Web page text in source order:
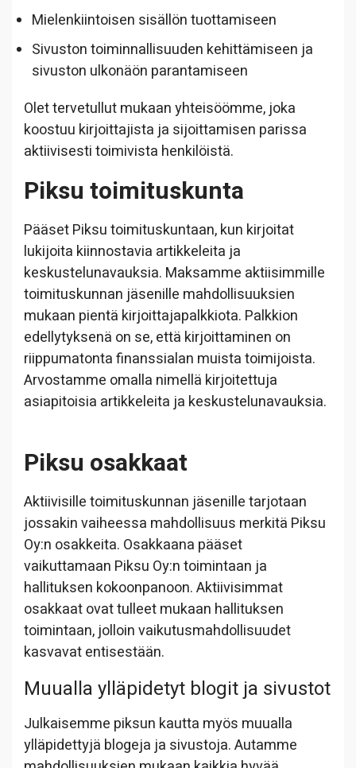
Mielenkiintoisen sisällön tuottamiseen
Sivuston toiminnallisuuden kehittämiseen ja
sivuston ulkonäön parantamiseen
Olet tervetullut mukaan yhteisöömme, joka
koostuu kirjoittajista ja sijoittamisen parissa
aktiivisesti toimivista henkilöistä.
Piksu toimituskunta
Pääset Piksu toimituskuntaan, kun kirjoitat
lukijoita kiinnostavia artikkeleita ja
keskustelunavauksia. Maksamme aktiisimmille
toimituskunnan jäsenille mahdollisuuksien
mukaan pientä kirjoittajapalkkiota. Palkkion
edellytyksenä on se, että kirjoittaminen on
riippumatonta finanssialan muista toimijoista.
Arvostamme omalla nimellä kirjoitettuja
asiapitoisia artikkeleita ja keskustelunavauksia.
Piksu osakkaat
Aktiivisille toimituskunnan jäsenille tarjotaan
jossakin vaiheessa mahdollisuus merkitä Piksu
Oy:n osakkeita. Osakkaana pääset
vaikuttamaan Piksu Oy:n toimintaan ja
hallituksen kokoonpanoon. Aktiivisimmat
osakkaat ovat tulleet mukaan hallituksen
toimintaan, jolloin vaikutusmahdollisuudet
kasvavat entisestään.
Muualla ylläpidetyt blogit ja sivustot
Julkaisemme piksun kautta myös muualla
ylläpidettyjä blogeja ja sivustoja. Autamme